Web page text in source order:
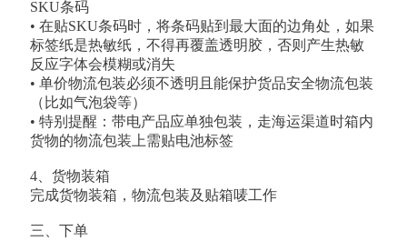
SKU条码
• 在贴SKU条码时，将条码贴到最大面的边角处，如果
标签纸是热敏纸，不得再覆盖透明胶，否则产生热敏
反应字体会模糊或消失
• 单价物流包装必须不透明且能保护货品安全物流包装
（比如气泡袋等）
• 特别提醒：带电产品应单独包装，走海运渠道时箱内
货物的物流包装上需贴电池标签
4、货物装箱
完成货物装箱，物流包装及贴箱唛工作
三、下单